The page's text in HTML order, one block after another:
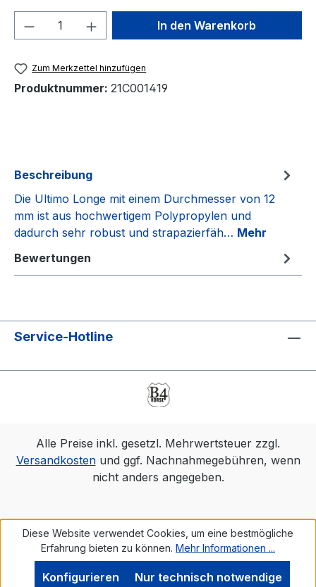
Produkt Anzahl: Gib denIn den Warenkorb
Zum Merkzettel hinzufügen
Produktnummer: 21C001419
Beschreibung
Die Ultimo Longe mit einem Durchmesser von 12
mm ist aus hochwertigem Polypropylen und
dadurch sehr robust und strapazierfäh… Mehr
Bewertungen
Service-Hotline
Alle Preise inkl. gesetzl. Mehrwertsteuer zzgl.
Versandkostenund ggf. Nachnahmegebühren, wenn
nicht anders angegeben.
Diese Website verwendet Cookies, um eine bestmögliche
Erfahrung bieten zu können. Mehr Informationen ...
Nur technisch notwendige
Konfigurieren